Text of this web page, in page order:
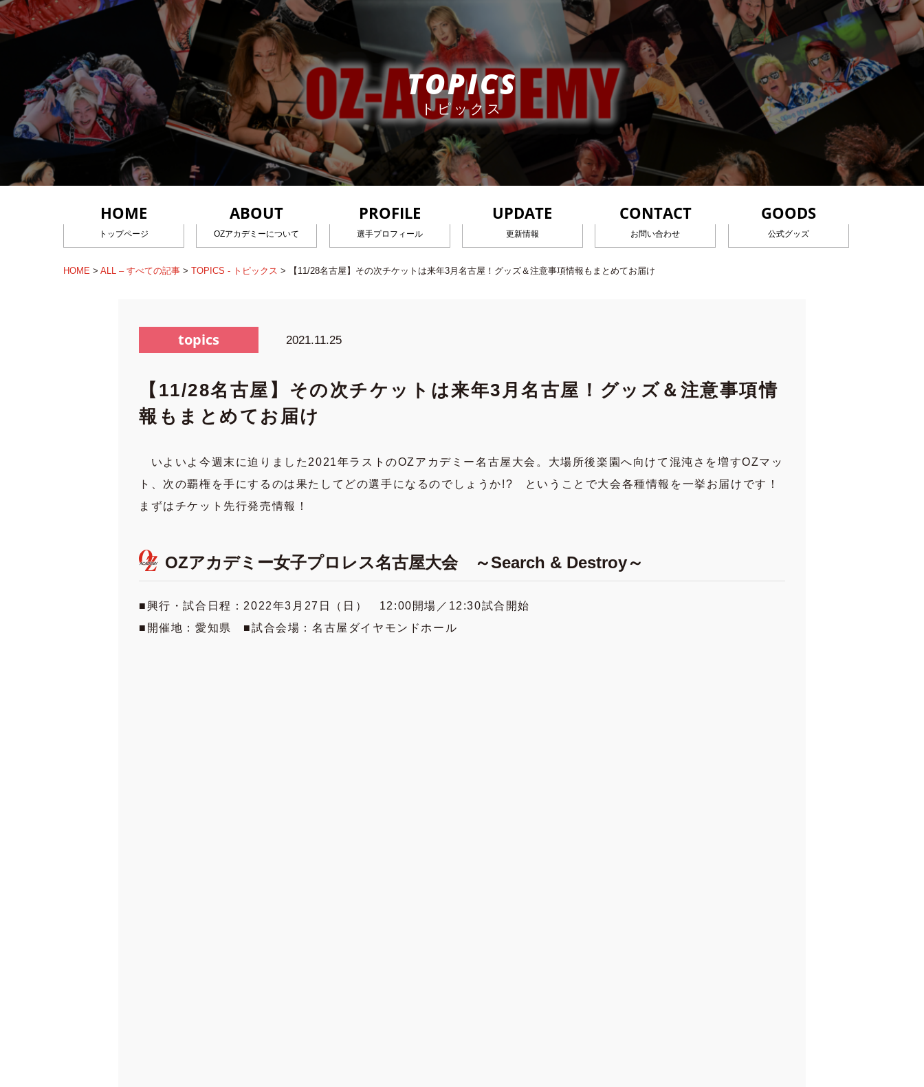
TOPICS
トピックス
HOME
トップページ
ABOUT
OZアカデミーについて
PROFILE
選手プロフィール
UPDATE
更新情報
CONTACT
お問い合わせ
GOODS
公式グッズ
HOME > ALL – すべての記事 > TOPICS - トピックス > 【11/28名古屋】その次チケットは来年3月名古屋！グッズ＆注意事項情報もまとめてお届け
topics 2021.11.25
【11/28名古屋】その次チケットは来年3月名古屋！グッズ＆注意事項情
報もまとめてお届け
いよいよ今週末に迫りました2021年ラストのOZアカデミー名古屋大会。大場所後楽園へ向けて混沌さを増すOZマッ
ト、次の覇権を手にするのは果たしてどの選手になるのでしょうか!? ということで大会各種情報を一挙お届けです！
まずはチケット先行発売情報！
OZアカデミー女子プロレス名古屋大会 ～Search & Destroy～
■興行・試合日程：2022年3月27日（日） 12:00開場／12:30試合開始
■開催地：愛知県 ■試合会場：名古屋ダイヤモンドホール